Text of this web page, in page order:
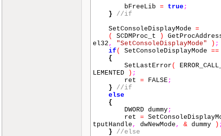
bFreeLib = true;
}
//if
SetConsoleDisplayMode =
(
SCDMProc_t )
el32 , "SetConsoleDisplayMode" ) ;
if ( SetConsoleDisplayMode ==
{
SetLastError (
LEMENTED
) ;
ret = FALSE;
}
//if
else
{
DWORD dummy;
ret =
tputHandle , dwNewMode , & dummy )
}
//else